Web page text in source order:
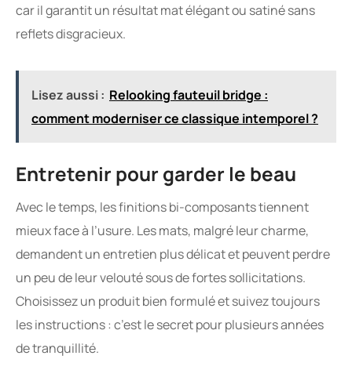
car il garantit un résultat mat élégant ou satiné sans
reflets disgracieux.
Lisez aussi : Relooking fauteuil bridge :
comment moderniser ce classique intemporel ?
Entretenir pour garder le beau
Avec le temps, les finitions bi-composants tiennent
mieux face à l’usure. Les mats, malgré leur charme,
demandent un entretien plus délicat et peuvent perdre
un peu de leur velouté sous de fortes sollicitations.
Choisissez un produit bien formulé et suivez toujours
les instructions : c’est le secret pour plusieurs années
de tranquillité.